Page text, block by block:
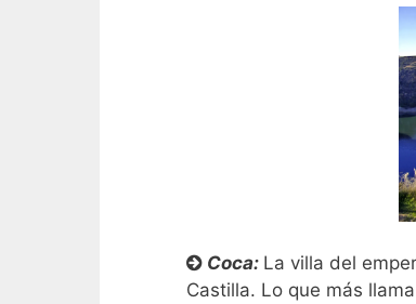
Coca: La villa del
Castilla. Lo que más